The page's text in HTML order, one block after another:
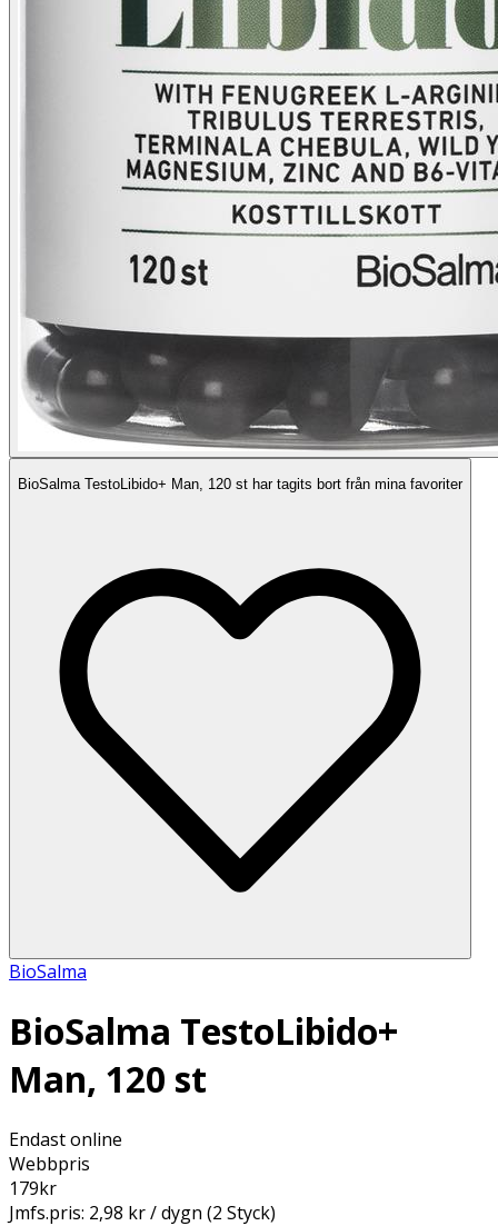
BioSalma TestoLibido+ Man, 120 st har tagits bort från mina favoriter
BioSalma
BioSalma TestoLibido+
Man, 120 st
Endast online
Webbpris
179kr
Jmfs.pris: 2,98 kr / dygn (2 Styck)